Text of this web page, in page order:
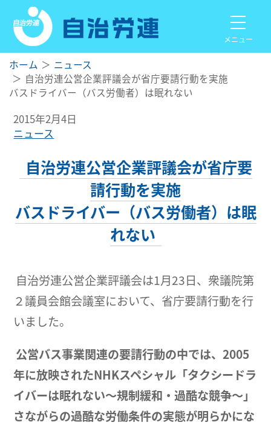
メニュー
ホーム
ニュース
自治労連公営企業評議会が省庁要請行動を実施
バスドライバー（バス労働者）は眠れない
2015年2月4日
ニュース
自治労連公営企業評議会が省庁要
請行動を実施
バスドライバー（バス労働者）は眠
れない
自治労連公営企業評議会は1月23日、衆議院第
２議員会館会議室において、省庁要請行動を行
いました。
公営バス事業関連の要請行動の中では、2005
年に放映されたNHKスペシャル 「タクシードラ
イバーは眠れない～規制緩和・過酷な競争～」
さながらの過酷な労働条件の実態が明らかにな